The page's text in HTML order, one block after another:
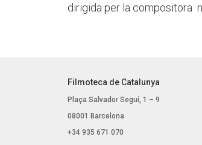
dirigida per la compositora
Filmoteca de Catalunya
Plaça Salvador Seguí, 1 – 9
08001 Barcelona
+34 935 671 070